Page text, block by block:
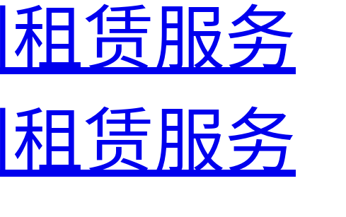
赁服务
赁服务